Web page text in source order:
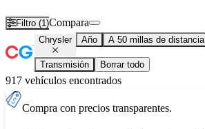
Filtro (1)Compara
Chrysler Año A 50 millas de distancia
Transmisión Borrar todo
917 vehículos encontrados
Compra con precios transparentes.